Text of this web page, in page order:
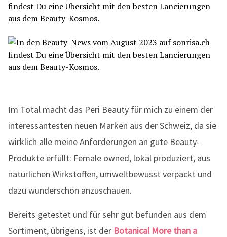
Im Total macht das Peri Beauty für mich zu einem der
interessantesten neuen Marken aus der Schweiz, da sie
wirklich alle meine Anforderungen an gute Beauty-
Produkte erfüllt: Female owned, lokal produziert, aus
natürlichen Wirkstoffen, umweltbewusst verpackt und
dazu wunderschön anzuschauen.
Bereits getestet und für sehr gut befunden aus dem
Sortiment, übrigens, ist der Botanical More than a